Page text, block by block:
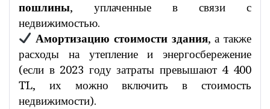
пошлины, уплаченные в связи с
недвижимостью.
Амортизацию стоимости здания, а также
расходы на утепление и энергосбережение
(если в 2023 году затраты превышают 4 400
TL, их можно включить в стоимость
недвижимости).